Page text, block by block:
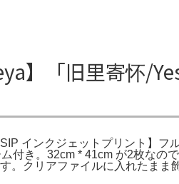
】「旧里寄怀/
インクジェットプリント】
付き。32cm * 41cm が2枚なの
。クリアファイルに入れたま